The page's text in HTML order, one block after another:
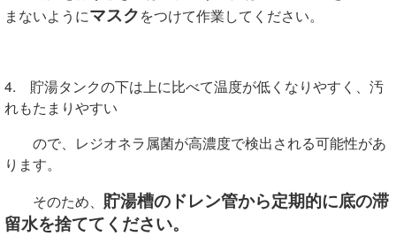
まないようにマスクをつけて作業してください。
4. 貯湯タンクの下は上に比べて温度が低くなりやすく、汚
れもたまりやすい
ので、レジオネラ属菌が高濃度で検出される可能性があ
ります。
そのため、 貯湯槽のドレン管から定期的に底の滞
留水を捨ててください。